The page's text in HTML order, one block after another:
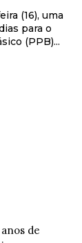
(16), uma
para o
(PPB)...
de